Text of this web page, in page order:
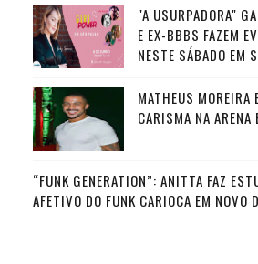
"A USURPADORA"
E EX-BBBS FAZEM
NESTE SÁBADO EM
MATHEUS MOREIRA
CARISMA NA ARENA
“FUNK GENERATION”: ANITTA FAZ
AFETIVO DO FUNK CARIOCA EM NOVO